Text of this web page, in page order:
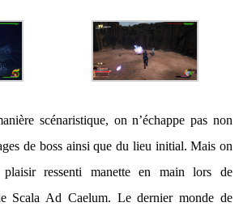
scénaristique, on n’échappe pas non
de boss ainsi que du lieu initial. Mais on
ressenti manette en main lors de
Scala Ad Caelum. Le dernier monde de